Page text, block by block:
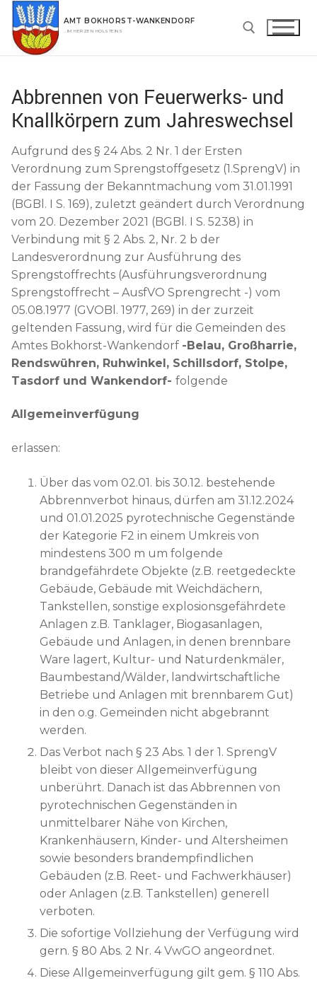
Zum
Inhalt
springen
AMT BOKHORST-WANKENDORF
…IM HERZEN HOLSTEINS
Abbrennen von Feuerwerks- und
Knallkörpern zum Jahreswechsel
Aufgrund des § 24 Abs. 2 Nr. 1 der Ersten
Verordnung zum Sprengstoffgesetz (1.SprengV) in
der Fassung der Bekanntmachung vom 31.01.1991
(BGBl. I S. 169), zuletzt geändert durch Verordnung
vom 20. Dezember 2021 (BGBl. I S. 5238) in
Verbindung mit § 2 Abs. 2, Nr. 2 b der
Landesverordnung zur Ausführung des
Sprengstoffrechts (Ausführungsverordnung
Sprengstoffrecht – AusfVO Sprengrecht -) vom
05.08.1977 (GVOBl. 1977, 269) in der zurzeit
geltenden Fassung, wird für die Gemeinden des
Amtes Bokhorst-Wankendorf -Belau, Großharrie,
Rendswühren, Ruhwinkel, Schillsdorf, Stolpe,
Tasdorf und Wankendorf- folgende
Allgemeinverfügung
erlassen:
Über das vom 02.01. bis 30.12. bestehende
Abbrennverbot hinaus, dürfen am 31.12.2024
und 01.01.2025 pyrotechnische Gegenstände
der Kategorie F2 in einem Umkreis von
mindestens 300 m um folgende
brandgefährdete Objekte (z.B. reetgedeckte
Gebäude, Gebäude mit Weichdächern,
Tankstellen, sonstige explosionsgefährdete
Anlagen z.B. Tanklager, Biogasanlagen,
Gebäude und Anlagen, in denen brennbare
Ware lagert, Kultur- und Naturdenkmäler,
Baumbestand/Wälder, landwirtschaftliche
Betriebe und Anlagen mit brennbarem Gut)
in den o.g. Gemeinden nicht abgebrannt
werden.
Das Verbot nach § 23 Abs. 1 der 1. SprengV
bleibt von dieser Allgemeinverfügung
unberührt. Danach ist das Abbrennen von
pyrotechnischen Gegenständen in
unmittelbarer Nähe von Kirchen,
Krankenhäusern, Kinder- und Altersheimen
sowie besonders brandempfindlichen
Gebäuden (z.B. Reet- und Fachwerkhäuser)
oder Anlagen (z.B. Tankstellen) generell
verboten.
Die sofortige Vollziehung der Verfügung wird
gern. § 80 Abs. 2 Nr. 4 VwGO angeordnet.
Diese Allgemeinverfügung gilt gem. § 110 Abs.